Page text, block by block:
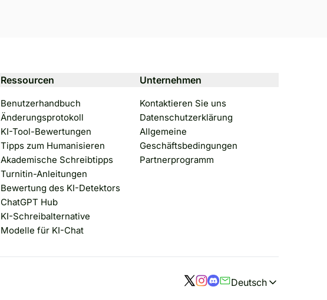
Ressourcen
Benutzerhandbuch
Änderungsprotokoll
KI-Tool-Bewertungen
Tipps zum Humanisieren
Akademische Schreibtipps
Turnitin-Anleitungen
Bewertung des KI-Detektors
ChatGPT Hub
KI-Schreibalternative
Modelle für KI-Chat
Unternehmen
Kontaktieren Sie uns
Datenschutzerklärung
Allgemeine
Geschäftsbedingungen
Partnerprogramm
Deutsch